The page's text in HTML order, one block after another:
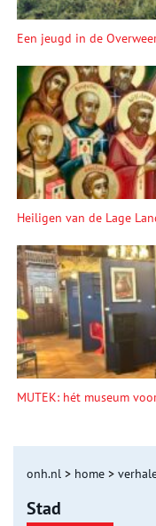
Een jeugd in de
Heiligen van de Lage
MUTEK: hét museum
onh.nl > home >
Stad